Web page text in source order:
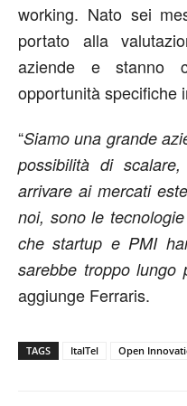
working. Nato sei
portato alla
aziende e stanno
opportunità specifiche
“Siamo una grande
possibilità di
arrivare ai mercati
noi, sono le
che startup e PMI
sarebbe troppo lungo
aggiunge Ferraris.
TAGS ItalTel Open